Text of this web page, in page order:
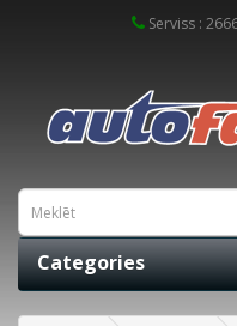
Serviss :
Categories